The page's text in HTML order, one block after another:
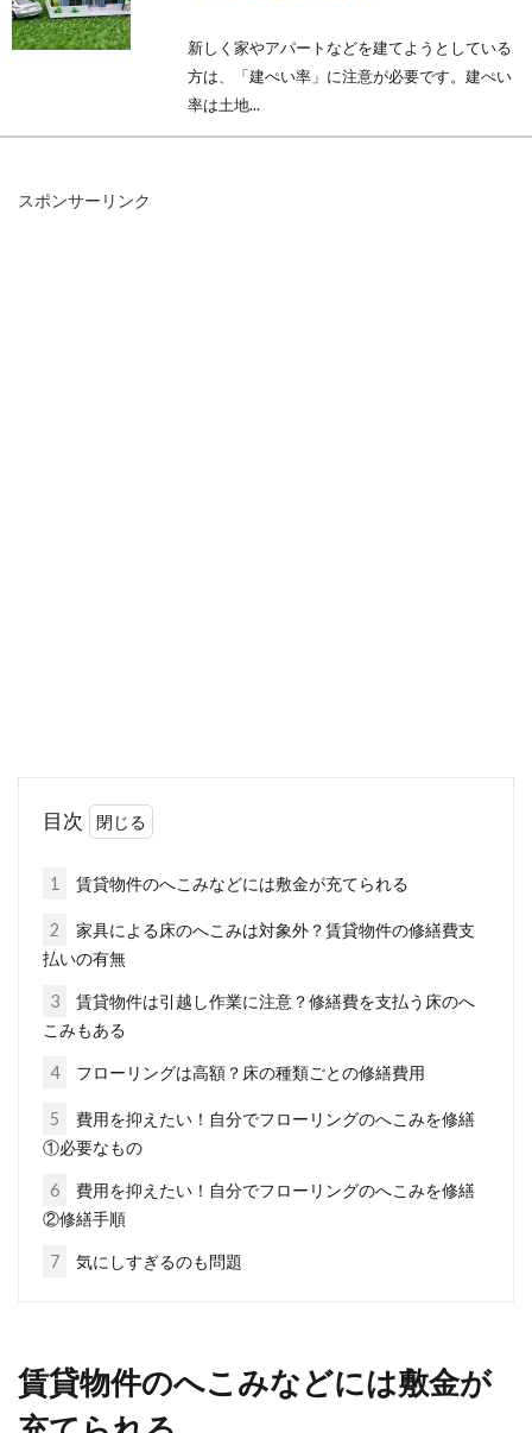
新しく家やアパートなどを建てようとしている
方は、「建ぺい率」に注意が必要です。建ぺい
率は土地...
におすすめ？～女性編～
りませんね。...
準防火地域のサッシ問題！シャッタ
防火地域や準防火地域に建物を建てる場合は、
礼金が高い理由は？礼金相場・メリ
礼金は、「貸してくれてありがとうございま
す」という気持ちで手渡していた謝礼金が由来
スポンサーリンク
目次
1 賃貸物件のへこみなどには敷金が充てられる
2
家具による床のへこみは対象外？賃貸物件の修繕費支
払いの有無
3
賃貸物件は引越し作業に注意？修繕費を支払う床のへ
こみもある
4 フローリングは高額？床の種類ごとの修繕費用
5
費用を抑えたい！自分でフローリングのへこみを修繕
①必要なもの
6
費用を抑えたい！自分でフローリングのへこみを修繕
②修繕手順
7 気にしすぎるのも問題
賃貸物件のへこみなどには敷金が